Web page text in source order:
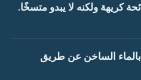
كريهة ولكنه لا يبدو متسخًا.
الساخن عن طريق